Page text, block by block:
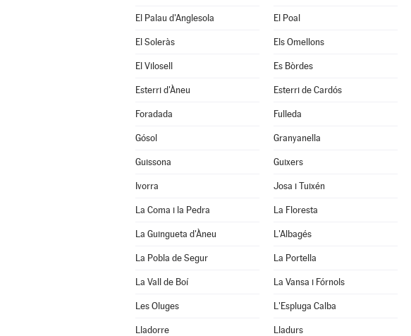
El Palau d'Anglesola El Poal
El Soleràs Els Omellons
El Vilosell Es Bòrdes
Esterri d'Àneu Esterri de Cardós
Foradada Fulleda
Gósol Granyanella
Guissona Guixers
Ivorra Josa i Tuixén
La Coma i la Pedra La Floresta
La Guingueta d'Àneu L'Albagés
La Pobla de Segur La Portella
La Vall de Boí La Vansa i Fórnols
Les Oluges L'Espluga Calba
Lladorre Lladurs